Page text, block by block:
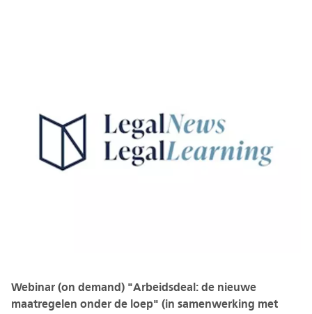
Webinar (on demand) "Arbeidsdeal: de nieuwe
maatregelen onder de loep" (in samenwerking met